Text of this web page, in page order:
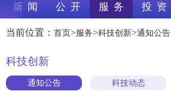
新 闻 公 开 服 务 投 资
当前位置： 首页>服务>科技创新>通知公告
科技创新
通知公告 科技动态